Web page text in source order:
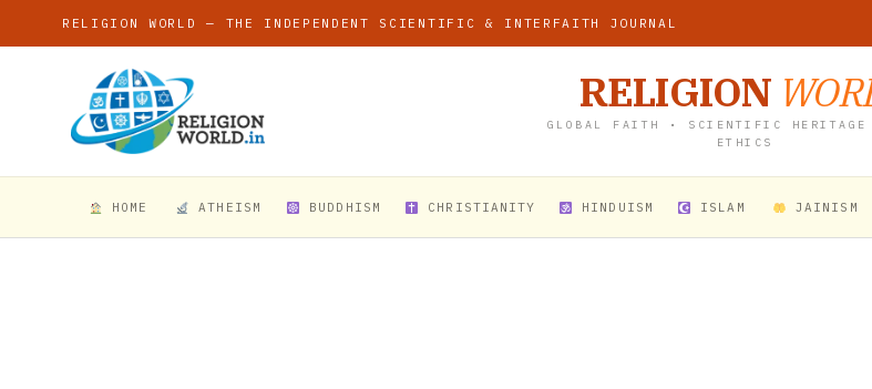
RELIGION WORLD — THE INDEPENDENT SCIENTIFIC & INTERFAITH JOURNAL
RELIGION
GLOBAL FAITH • SCIENTIFIC HERITAGE
ETHICS
HOME ATHEISM BUDDHISM CHRISTIANITY HINDUISM ISLAM JAINISM